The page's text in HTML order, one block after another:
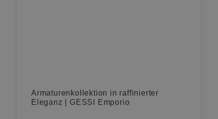
Armaturenkollektion in raffinierter
Eleganz | GESSI Emporio